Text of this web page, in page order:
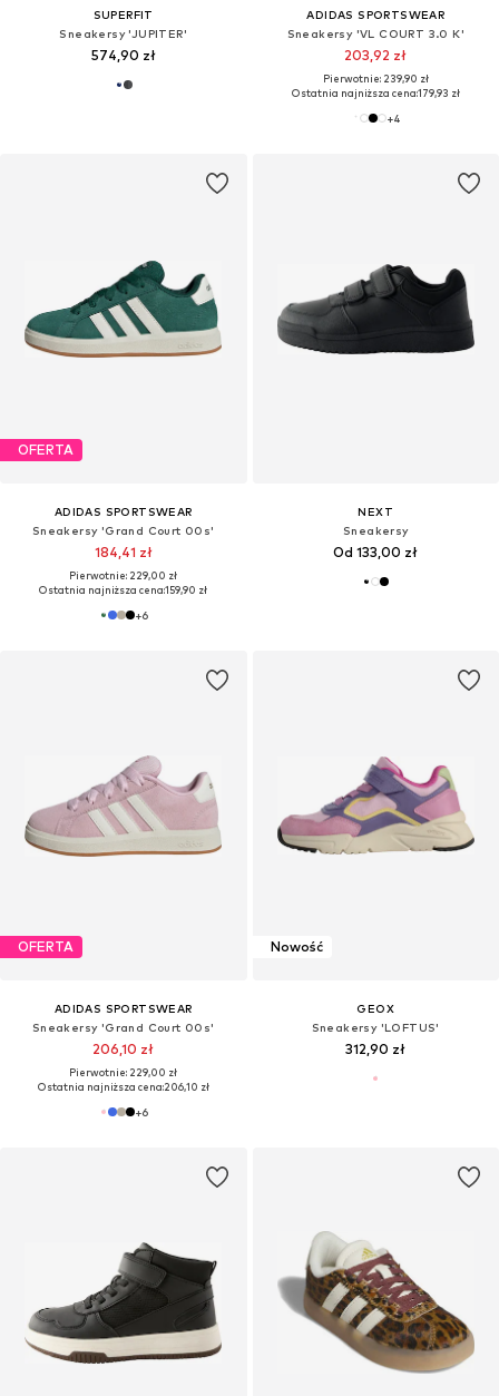
SUPERFIT
Sneakersy 'JUPITER'
574,90 zł
ADIDAS SPORTSWEAR
Sneakersy 'VL COURT 3.0 K'
203,92 zł
Pierwotnie: 239,90 zł
Ostatnia najniższa cena:179,93 zł
+4
OFERTA
ADIDAS SPORTSWEAR
Sneakersy 'Grand Court 00s'
184,41 zł
Pierwotnie: 229,00 zł
Ostatnia najniższa cena:159,90 zł
+6
NEXT
Sneakersy
Od 133,00 zł
OFERTA
ADIDAS SPORTSWEAR
Sneakersy 'Grand Court 00s'
206,10 zł
Pierwotnie: 229,00 zł
Ostatnia najniższa cena:206,10 zł
+6
Nowość
GEOX
Sneakersy 'LOFTUS'
312,90 zł